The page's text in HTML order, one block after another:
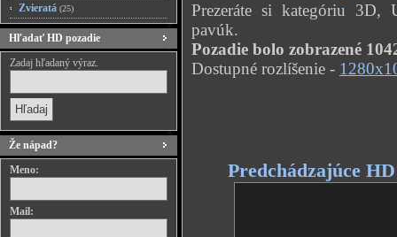
Zvieratá (25)
Hľadať HD pozadie
Zadaj hľadaný výraz.
Že nápad?
Meno:
Mail:
Prezeráte si kategóriu 3D,
pavúk.
Pozadie bolo zobrazené
Dostupné rozlíšenie -
Predchádzajúce